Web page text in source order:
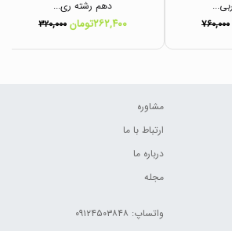
۷۶۰,۰۰۰
دهم رشته ری...
۲۶۲,۴۰۰تومان ۳۲۰,۰۰۰
مشاوره
ارتباط با ما
درباره ما
مجله
واتساپ: ۰۹۱۲۴۵۰۳۸۴۸